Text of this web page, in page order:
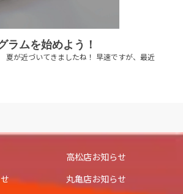
ラムを始めよう！
夏が近づいてきましたね！ 早速ですが、最近
高松店お知らせ
丸亀店お知らせ